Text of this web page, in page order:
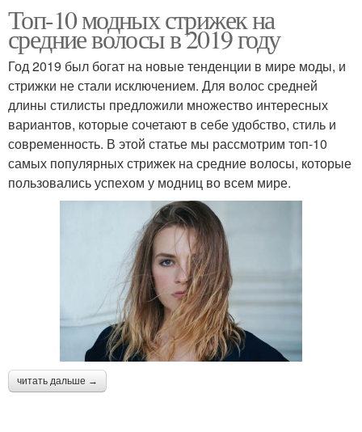
Топ-10 модных стрижек на
средние волосы в 2019 году
Год 2019 был богат на новые тенденции в мире моды, и
стрижки не стали исключением. Для волос средней
длины стилисты предложили множество интересных
вариантов, которые сочетают в себе удобство, стиль и
современность. В этой статье мы рассмотрим топ-10
самых популярных стрижек на средние волосы, которые
пользовались успехом у модниц во всем мире.
читать дальше →